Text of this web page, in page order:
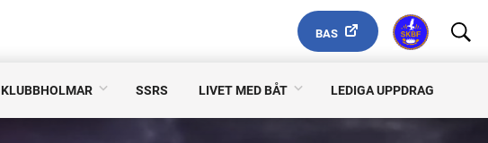
BAS
KLUBBHOLMAR SSRS LIVET MED BÅT LEDIGA UPPDRAG